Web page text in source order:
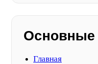
Основные
Главная